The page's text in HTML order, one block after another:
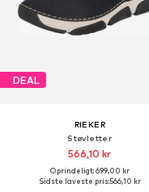
DEAL
RIEKER
Støvletter
566,10 kr
Oprindeligt: 699,00 kr
Sidste laveste pris:566,10 kr